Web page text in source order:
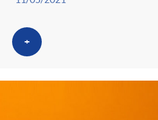
s
a
e
s
i
l
t
i
+